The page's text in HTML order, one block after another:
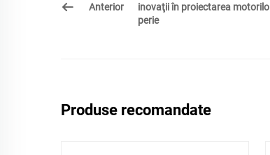
Anterior
inovaţii în proiectarea
perie
Produse recomandate